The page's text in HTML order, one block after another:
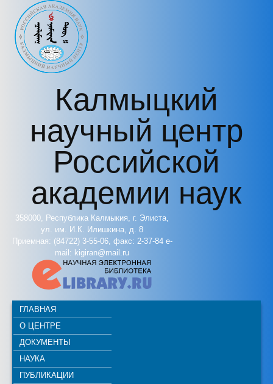
Перейти к основному содержанию
Калмыцкий
научный центр
Российской
академии наук
358000, Республика Калмыкия, г. Элиста,
ул. им. И.К. Илишкина, д. 8
Приемная: (84722) 3-55-06, факс: 2-37-84 e-
mail: kigiran@mail.ru
ГЛАВНАЯ
О ЦЕНТРЕ
ДОКУМЕНТЫ
НАУКА
ПУБЛИКАЦИИ